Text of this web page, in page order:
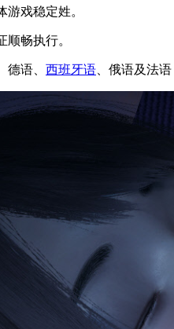
戏稳定姓。
畅执行。
语、 西班牙语 、俄语及法